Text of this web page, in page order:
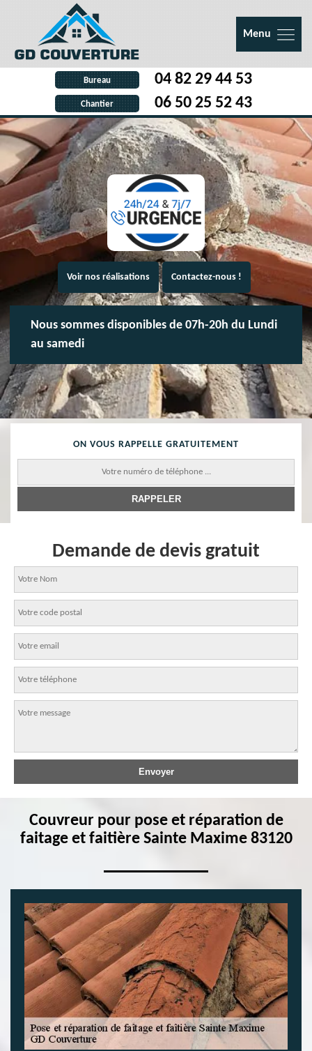
Menu
Bureau 04 82 29 44 53
Chantier 06 50 25 52 43
Voir nos réalisations Contactez-nous !
Nous sommes disponibles de 07h-20h du Lundi
au samedi
ON VOUS RAPPELLE GRATUITEMENT
Demande de devis gratuit
Couvreur pour pose et réparation de
faitage et faitière Sainte Maxime 83120